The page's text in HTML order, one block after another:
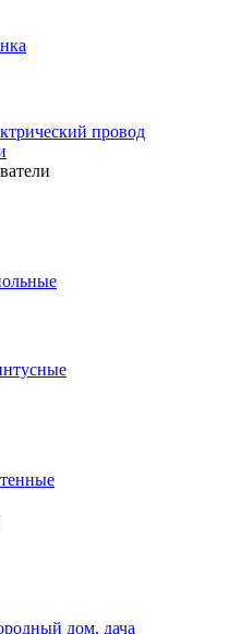
провод
дом, дача